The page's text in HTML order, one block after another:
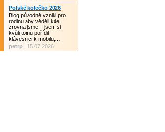
Polské kolečko 2026
Blog původně vznikl pro
rodinu aby věděli kde
zrovna jsme. I jsem si
kvůli tomu pořídil
klávesnici k mobilu,…
petrp | 15.07.2026